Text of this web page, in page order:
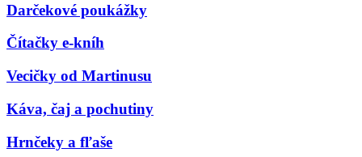
Darčekové poukážky
Čítačky e-kníh
Vecičky od Martinusu
Káva, čaj a pochutiny
Hrnčeky a fľaše